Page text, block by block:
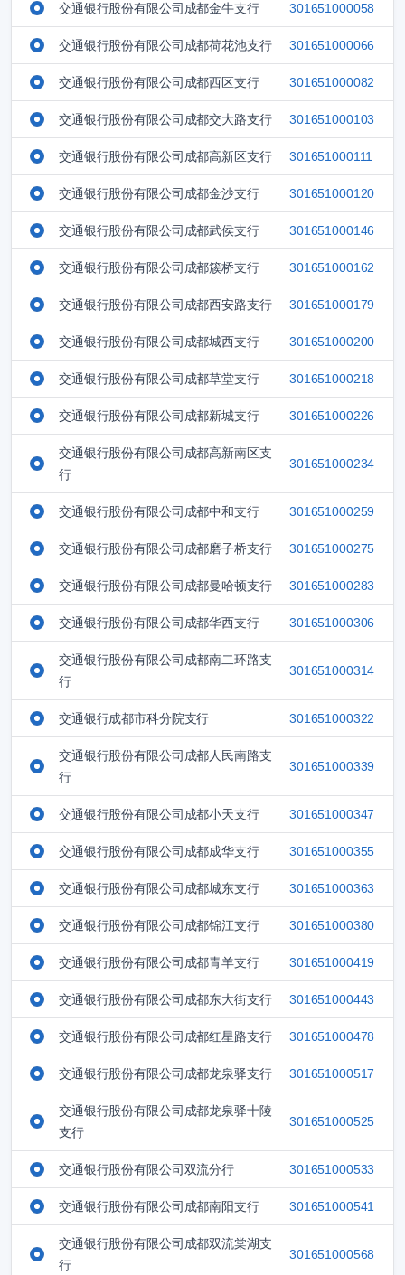
交通银行股份有限公司成都金牛支行 301651000058
交通银行股份有限公司成都荷花池支行 301651000066
交通银行股份有限公司成都西区支行 301651000082
交通银行股份有限公司成都交大路支行 301651000103
交通银行股份有限公司成都高新区支行 301651000111
交通银行股份有限公司成都金沙支行 301651000120
交通银行股份有限公司成都武侯支行 301651000146
交通银行股份有限公司成都簇桥支行 301651000162
交通银行股份有限公司成都西安路支行 301651000179
交通银行股份有限公司成都城西支行 301651000200
交通银行股份有限公司成都草堂支行 301651000218
交通银行股份有限公司成都新城支行 301651000226
交通银行股份有限公司成都高新南区支
行
301651000234
交通银行股份有限公司成都中和支行 301651000259
交通银行股份有限公司成都磨子桥支行 301651000275
交通银行股份有限公司成都曼哈顿支行 301651000283
交通银行股份有限公司成都华西支行 301651000306
交通银行股份有限公司成都南二环路支
行
301651000314
交通银行成都市科分院支行 301651000322
交通银行股份有限公司成都人民南路支
行
301651000339
交通银行股份有限公司成都小天支行 301651000347
交通银行股份有限公司成都成华支行 301651000355
交通银行股份有限公司成都城东支行 301651000363
交通银行股份有限公司成都锦江支行 301651000380
交通银行股份有限公司成都青羊支行 301651000419
交通银行股份有限公司成都东大街支行 301651000443
交通银行股份有限公司成都红星路支行 301651000478
交通银行股份有限公司成都龙泉驿支行 301651000517
交通银行股份有限公司成都龙泉驿十陵
支行
301651000525
交通银行股份有限公司双流分行 301651000533
交通银行股份有限公司成都南阳支行 301651000541
交通银行股份有限公司成都双流棠湖支
行
301651000568